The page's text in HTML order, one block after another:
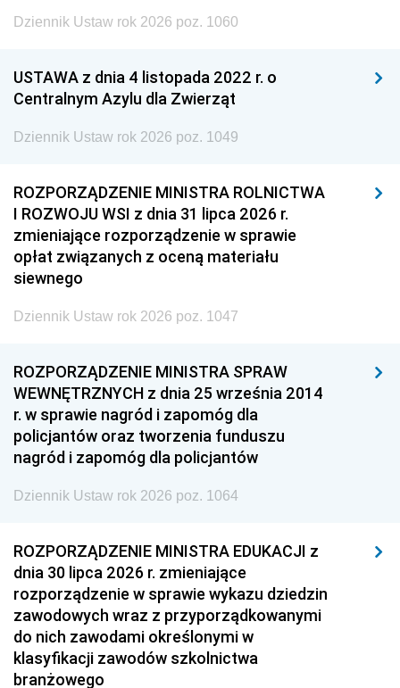
Dziennik Ustaw rok 2026 poz. 1060
USTAWA z dnia 4 listopada 2022 r. o
Centralnym Azylu dla Zwierząt
Dziennik Ustaw rok 2026 poz. 1049
ROZPORZĄDZENIE MINISTRA ROLNICTWA
I ROZWOJU WSI z dnia 31 lipca 2026 r.
zmieniające rozporządzenie w sprawie
opłat związanych z oceną materiału
siewnego
Dziennik Ustaw rok 2026 poz. 1047
ROZPORZĄDZENIE MINISTRA SPRAW
WEWNĘTRZNYCH z dnia 25 września 2014
r. w sprawie nagród i zapomóg dla
policjantów oraz tworzenia funduszu
nagród i zapomóg dla policjantów
Dziennik Ustaw rok 2026 poz. 1064
ROZPORZĄDZENIE MINISTRA EDUKACJI z
dnia 30 lipca 2026 r. zmieniające
rozporządzenie w sprawie wykazu dziedzin
zawodowych wraz z przyporządkowanymi
do nich zawodami określonymi w
klasyfikacji zawodów szkolnictwa
branżowego